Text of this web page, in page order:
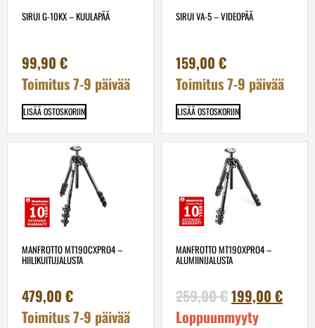
SIRUI G-10KX – KUULAPÄÄ
99,90 €
Toimitus 7-9 päivää
LISÄÄ OSTOSKORIIN
SIRUI VA-5 – VIDEOPÄÄ
159,00 €
Toimitus 7-9 päivää
LISÄÄ OSTOSKORIIN
MANFROTTO MT190CXPRO4 –
HIILIKUITUJALUSTA
479,00 €
Toimitus 7-9 päivää
MANFROTTO MT190XPRO4 –
ALUMIINIJALUSTA
259,00€199,00 €
Loppuunmyyty